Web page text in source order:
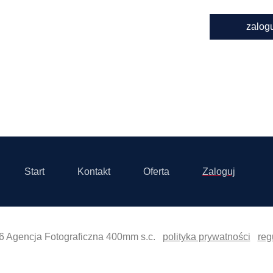
Start Kontakt Oferta Zaloguj
Agencja Fotograficzna 400mm s.c. polityka prywatności